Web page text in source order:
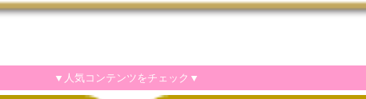
▼人気コンテンツをチェック▼